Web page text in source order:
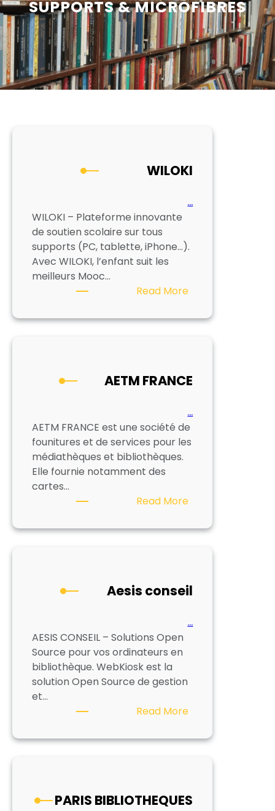
SUPPORTS & MICROFIBRES
WILOKI
…
WILOKI – Plateforme innovante
de soutien scolaire sur tous
supports (PC, tablette, iPhone…).
Avec WILOKI, l’enfant suit les
meilleurs Mooc…
Read More:
AETM FRANCE
…
AETM FRANCE est une société de
founitures et de services pour les
médiathèques et bibliothèques.
Elle fournie notamment des
cartes…
Read More:
FRANCE
Aesis conseil
…
AESIS CONSEIL – Solutions Open
Source pour vos ordinateurs en
bibliothèque. WebKiosk est la
solution Open Source de gestion
et…
Read More:
conseil
PARIS BIBLIOTHEQUES